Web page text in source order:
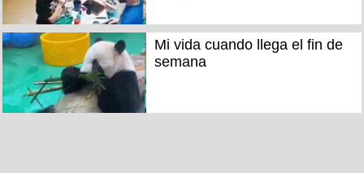
Mi vida cuando llega el fin de
semana